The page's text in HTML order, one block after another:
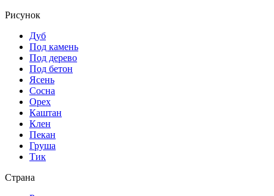
Рисунок
Дуб
Под камень
Под дерево
Под бетон
Ясень
Сосна
Орех
Каштан
Клен
Пекан
Груша
Тик
Страна